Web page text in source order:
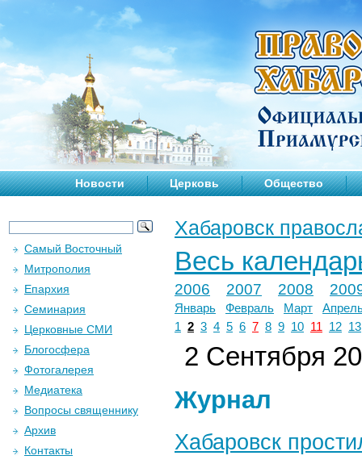
Новости Церковь Общество
Хабаровск
Весь
2006 2007 2008
Январь Февраль Март
1 2 3 4 5 6 7 8 9 10 11 12 13
2 Сентября
Журнал
Хабаровск
Самый Восточный
Митрополия
Епархия
Семинария
Церковные СМИ
Блогосфера
Фотогалерея
Медиатека
Вопросы священнику
Архив
Контакты